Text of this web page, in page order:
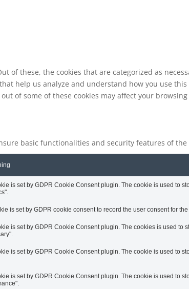
of these, the cookies that are categorized as
help us analyze and understand how you use
of some of these cookies may affect your
basic functionalities and security features of
is set by GDPR Cookie Consent plugin. The cookie is used to
is set by GDPR cookie consent to record the user consent for
is set by GDPR Cookie Consent plugin. The cookies is used to
is set by GDPR Cookie Consent plugin. The cookie is used to
is set by GDPR Cookie Consent plugin. The cookie is used to